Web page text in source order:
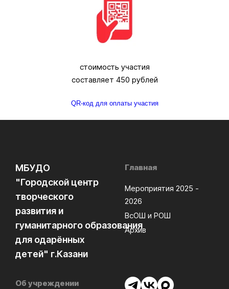
стоимость участия
составляет 450 рублей
QR-код для оплаты участия
МБУДО
"Городской центр
творческого
развития и
гуманитарного образования
для одарённых
детей" г.Казани
Главная
Мероприятия 2025 -
2026
ВсОШ и РОШ
Архив
Об учреждении